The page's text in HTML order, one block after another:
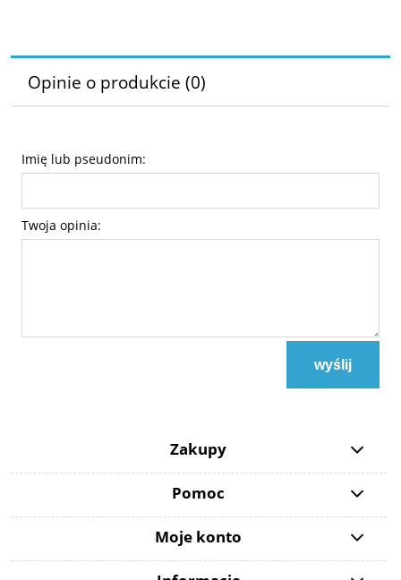
Opinie o produkcie (0)
Imię lub pseudonim:
Twoja opinia:
wyślij
Zakupy
Pomoc
Moje konto